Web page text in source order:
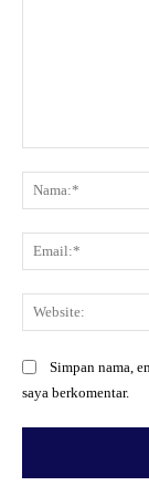
Simpan nama,
saya berkomentar.